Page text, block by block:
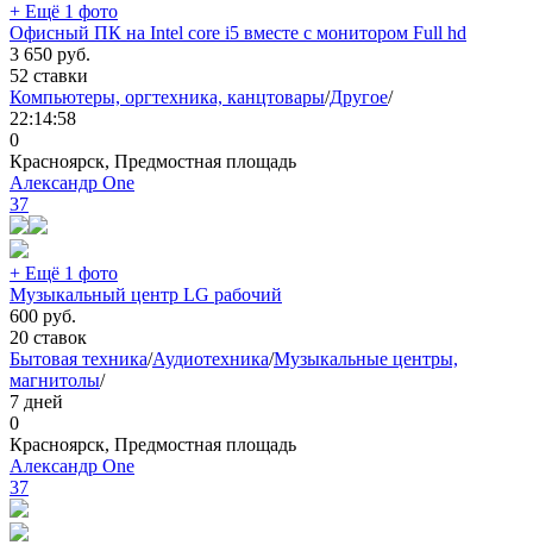
+ Ещё 1 фото
Офисный ПК на Intel core i5 вместе с монитором Full hd
3 650 руб.
52 ставки
Компьютеры, оргтехника, канцтовары/Другое/
22:14:58
0
Красноярск, Предмостная площадь
Александр One
37
+ Ещё 1 фото
Музыкальный центр LG рабочий
600 руб.
20 ставок
Бытовая техника/Аудиотехника/Музыкальные центры,
магнитолы/
7 дней
0
Красноярск, Предмостная площадь
Александр One
37